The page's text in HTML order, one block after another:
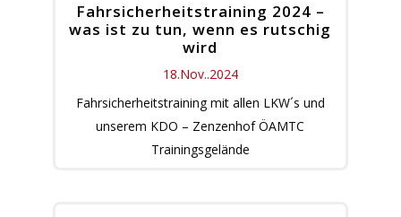
Fahrsicherheitstraining 2024 –
was ist zu tun, wenn es rutschig
wird
18.Nov..2024
Fahrsicherheitstraining mit allen LKW´s und
unserem KDO – Zenzenhof ÖAMTC
Trainingsgelände